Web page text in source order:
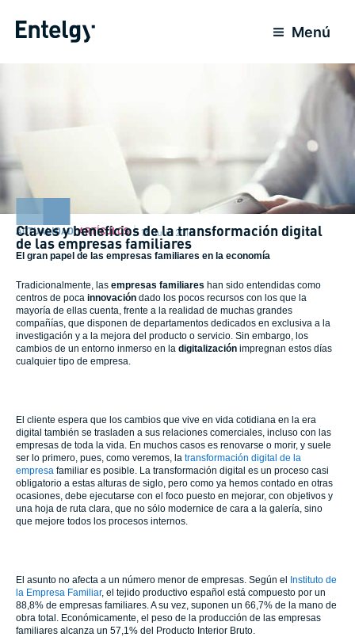
Menú
ACTUALIDAD,ARTÍCULOS 15 Julio 2018
Claves y beneficios de la transformación digital
de las empresas familiares
El gran papel de las empresas familiares en la economía
Tradicionalmente, las empresas familiares han sido entendidas como
centros de poca innovación dado los pocos recursos con los que la
mayoría de ellas cuenta, frente a la realidad de muchas grandes
compañías, que disponen de departamentos dedicados en exclusiva a la
investigación y a la mejora del producto o servicio. Sin embargo, los
cambios de un entorno inmerso en la digitalización impregnan estos días
cualquier tipo de empresa.
El cliente espera que los cambios que vive en vida cotidiana en la era
digital también se trasladen a sus relaciones comerciales, incluso con las
empresas de toda la vida. En muchos casos es renovarse o morir, y suele
ser lo primero, pues, como veremos, la transformación digital de la
empresa familiar es posible. La transformación digital es un proceso casi
obligatorio a estas alturas de siglo, pero como ya hemos contado en otras
ocasiones, debe ejecutarse con el foco puesto en mejorar, con objetivos y
una hoja de ruta clara, que no sólo modernice de cara a la galería, sino
que mejore todos los procesos internos.
El asunto no afecta a un número menor de empresas. Según el
Instituto de
la Empresa Familiar, el tejido productivo español está compuesto por un
88,8% de empresas familiares. A su vez, suponen un 66,7% de la mano de
obra total. Económicamente, el peso de la producción de las empresas
familiares alcanza un 57,1% del Producto Interior Bruto.